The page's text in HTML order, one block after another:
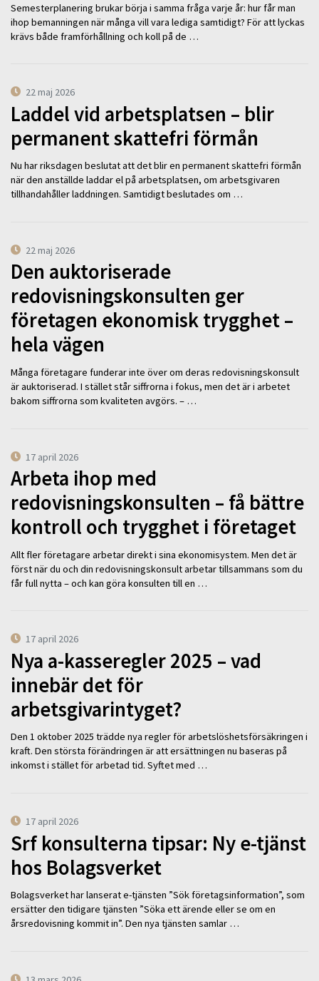
Semesterplanering brukar börja i samma fråga varje år: hur får man
ihop bemanningen när många vill vara lediga samtidigt? För att lyckas
krävs både framförhållning och koll på de …
22 maj 2026
Laddel vid arbetsplatsen – blir
permanent skattefri förmån
Nu har riksdagen beslutat att det blir en permanent skattefri förmån
när den anställde laddar el på arbetsplatsen, om arbetsgivaren
tillhandahåller laddningen. Samtidigt beslutades om …
22 maj 2026
Den auktoriserade
redovisningskonsulten ger
företagen ekonomisk trygghet –
hela vägen
Många företagare funderar inte över om deras redovisningskonsult
är auktoriserad. I stället står siffrorna i fokus, men det är i arbetet
bakom siffrorna som kvaliteten avgörs. – …
17 april 2026
Arbeta ihop med
redovisningskonsulten – få bättre
kontroll och trygghet i företaget
Allt fler företagare arbetar direkt i sina ekonomisystem. Men det är
först när du och din redovisningskonsult arbetar tillsammans som du
får full nytta – och kan göra konsulten till en …
17 april 2026
Nya a-kasseregler 2025 – vad
innebär det för
arbetsgivarintyget?
Den 1 oktober 2025 trädde nya regler för arbetslöshetsförsäkringen i
kraft. Den största förändringen är att ersättningen nu baseras på
inkomst i stället för arbetad tid. Syftet med …
17 april 2026
Srf konsulterna tipsar: Ny e-tjänst
hos Bolagsverket
Bolagsverket har lanserat e-tjänsten ”Sök företagsinformation”, som
ersätter den tidigare tjänsten ”Söka ett ärende eller se om en
årsredovisning kommit in”. Den nya tjänsten samlar …